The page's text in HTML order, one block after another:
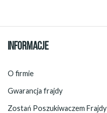
INFORMACJE
O firmie
Gwarancja frajdy
Zostań Poszukiwaczem Frajdy